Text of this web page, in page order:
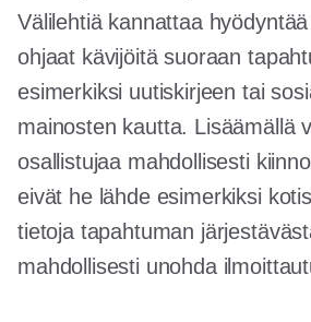
Välilehtiä kannattaa
ohjaat kävijöitä suoraan
esimerkiksi uutiskirjeen tai
mainosten kautta. Lisäämällä
osallistujaa mahdollisesti
eivät he lähde esimerkiksi
tietoja tapahtuman
mahdollisesti unohda